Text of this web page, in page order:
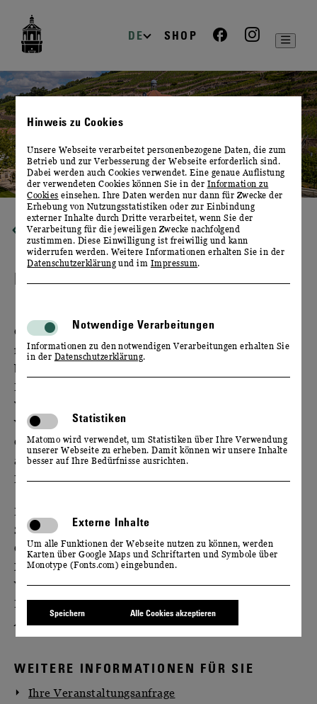
Navigation
DE SHOP
FAMILIENFEIERN
IHR PERSÖNLICHES EVENT
Ob runder Geburtstag, Jugendweihe oder Jubiläum –
für Ihre Feier im Kreise der Familie bieten wir den
besonderen Rahmen: Laden Sie in unser einzigartiges
Ensemble aus barocker Anlage, malerischen
Weinbergen und moderner Manufaktur ein.
Verwöhnen Sie sich und Ihre Gäste mit feinsten
Gaumenfreuden, erlesenen Weinen und
ausgezeichneten Sekten. Schloss Wackerbarth bietet
Ihnen all das – und noch viel mehr Angebote.
Bei uns können Sie den sächsischen Genuss mit allen
Sinnen erleben: Gehen Sie gemeinsam mit Ihren
Gästen auf Entdeckungsreise durch unsere
Manufaktur und schärfen Sie Ihre Sinne bei einer
Verkostung. Gern stellen wir Ihnen Ihr persönliches
Programm zusammen. Wir freuen uns auf Ihre
Anfrage.
WEITERE INFORMATIONEN FÜR SIE
Ihre Veranstaltungsanfrage
Hinweis zu Cookies
Unsere Webseite verarbeitet personenbezogene Daten, die zum
Betrieb und zur Verbesserung der Webseite erforderlich sind.
Dabei werden auch Cookies verwendet. Eine genaue Auflistung
der verwendeten Cookies können Sie in der Information zu
Cookies einsehen. Ihre Daten werden nur dann für Zwecke der
Erhebung von Nutzungsstatistiken oder zur Einbindung
externer Inhalte durch Dritte verarbeitet, wenn Sie der
Verarbeitung für die jeweiligen Zwecke nachfolgend
zustimmen. Diese Einwilligung ist freiwillig und kann
widerrufen werden. Weitere Informationen erhalten Sie in der
Datenschutzerklärung und im Impressum.
Notwendige Verarbeitungen
Informationen zu den notwendigen Verarbeitungen erhalten Sie
in der Datenschutzerklärung.
Statistiken
Matomo wird verwendet, um Statistiken über Ihre Verwendung
unserer Webseite zu erheben. Damit können wir unsere Inhalte
besser auf Ihre Bedürfnisse ausrichten.
Externe Inhalte
Um alle Funktionen der Webseite nutzen zu können, werden
Karten über Google Maps und Schriftarten und Symbole über
Monotype (Fonts.com) eingebunden.
Speichern Alle Cookies akzeptieren